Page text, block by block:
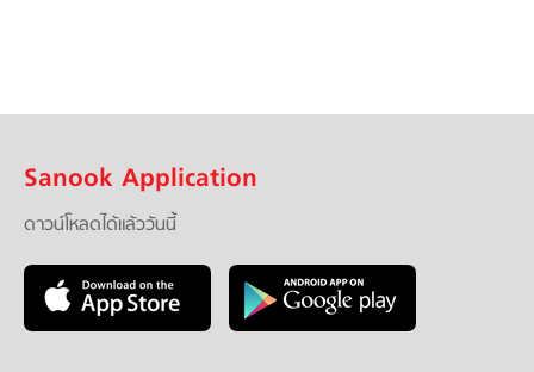
Sanook Application
ดาวน์โหลดได้แล้ววันนี้